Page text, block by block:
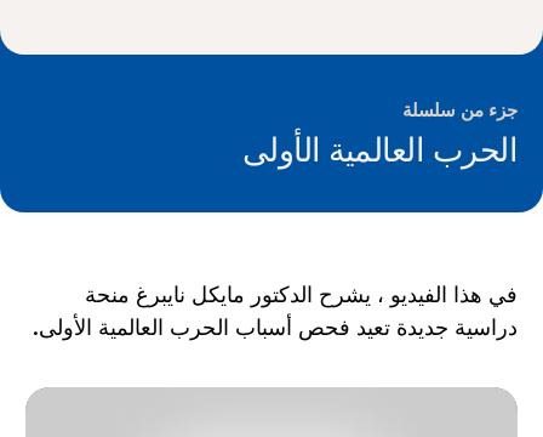
شارك
جزء من سلسلة
الحرب العالمية الأولى
في هذا الفيديو ، يشرح الدكتور مايكل نايبرغ منحة
دراسية جديدة تعيد فحص أسباب الحرب العالمية الأولى.